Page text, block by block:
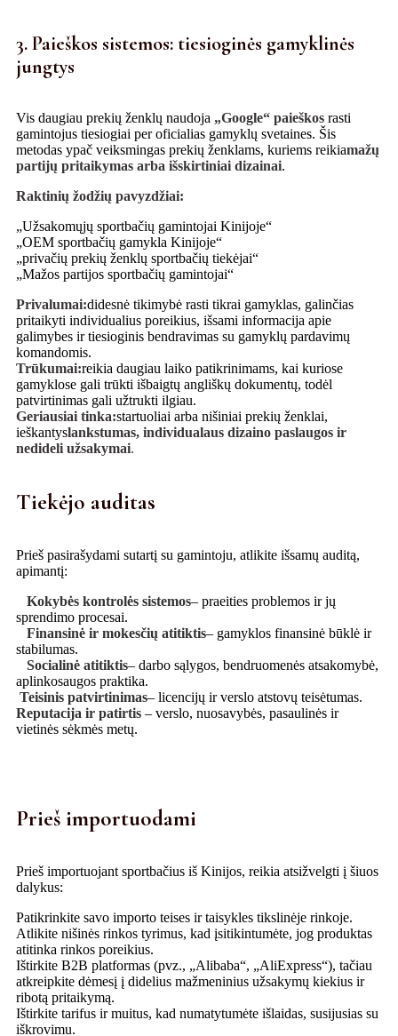
3. Paieškos sistemos: tiesioginės gamyklinės
jungtys
Vis daugiau prekių ženklų naudoja „Google“ paieškos rasti
gamintojus tiesiogiai per oficialias gamyklų svetaines. Šis
metodas ypač veiksmingas prekių ženklams, kuriems reikiamažų
partijų pritaikymas arba išskirtiniai dizainai.
Raktinių žodžių pavyzdžiai:
„Užsakomųjų sportbačių gamintojai Kinijoje“
„OEM sportbačių gamykla Kinijoje“
„privačių prekių ženklų sportbačių tiekėjai“
„Mažos partijos sportbačių gamintojai“
Privalumai:didesnė tikimybė rasti tikrai gamyklas, galinčias
pritaikyti individualius poreikius, išsami informacija apie
galimybes ir tiesioginis bendravimas su gamyklų pardavimų
komandomis.
Trūkumai:reikia daugiau laiko patikrinimams, kai kuriose
gamyklose gali trūkti išbaigtų angliškų dokumentų, todėl
patvirtinimas gali užtrukti ilgiau.
Geriausiai tinka:startuoliai arba nišiniai prekių ženklai,
ieškantyslankstumas, individualaus dizaino paslaugos ir
nedideli užsakymai.
Tiekėjo auditas
Prieš pasirašydami sutartį su gamintoju, atlikite išsamų auditą,
apimantį:
Kokybės kontrolės sistemos– praeities problemos ir jų
sprendimo procesai.
Finansinė ir mokesčių atitiktis– gamyklos finansinė būklė ir
stabilumas.
Socialinė atitiktis– darbo sąlygos, bendruomenės atsakomybė,
aplinkosaugos praktika.
Teisinis patvirtinimas– licencijų ir verslo atstovų teisėtumas.
Reputacija ir patirtis – verslo, nuosavybės, pasaulinės ir
vietinės sėkmės metų.
Prieš importuodami
Prieš importuojant sportbačius iš Kinijos, reikia atsižvelgti į šiuos
dalykus:
Patikrinkite savo importo teises ir taisykles tikslinėje rinkoje.
Atlikite nišinės rinkos tyrimus, kad įsitikintumėte, jog produktas
atitinka rinkos poreikius.
Ištirkite B2B platformas (pvz., „Alibaba“, „AliExpress“), tačiau
atkreipkite dėmesį į didelius mažmeninius užsakymų kiekius ir
ribotą pritaikymą.
Ištirkite tarifus ir muitus, kad numatytumėte išlaidas, susijusias su
iškrovimu.